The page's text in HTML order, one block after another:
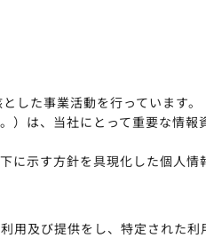
した事業活動を行っています。
）は、当社にとって重要な情報
に示す方針を具現化した個人情
用及び提供をし、特定された利